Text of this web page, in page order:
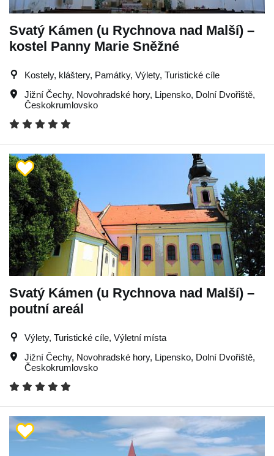
Svatý Kámen (u Rychnova nad Malší) –
kostel Panny Marie Sněžné
Kostely, kláštery, Památky, Výlety, Turistické cíle
Jižní Čechy, Novohradské hory, Lipensko, Dolní Dvořiště,
Českokrumlovsko
Svatý Kámen (u Rychnova nad Malší) –
poutní areál
Výlety, Turistické cíle, Výletní místa
Jižní Čechy, Novohradské hory, Lipensko, Dolní Dvořiště,
Českokrumlovsko